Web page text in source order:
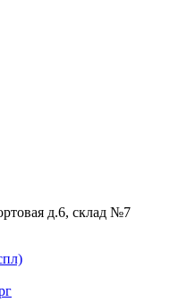
д.6, склад №7